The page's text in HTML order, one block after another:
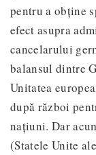
pentru a obține
efect asupra
cancelarului
balansul dintre
Unitatea
după război
națiuni. Dar
(Statele Unite